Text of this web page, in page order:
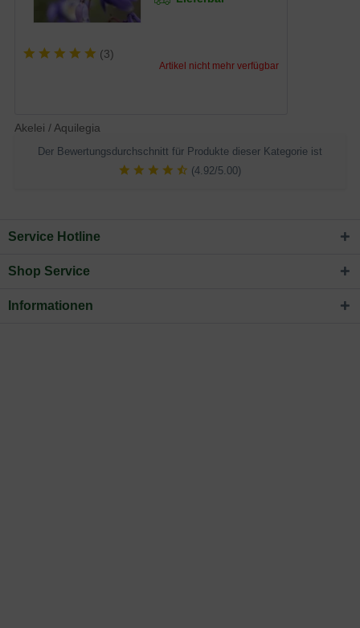
(3)
Artikel nicht mehr verfügbar
Akelei / Aquilegia
Der Bewertungsdurchschnitt für Produkte dieser Kategorie ist
(4.92/5.00)
Service Hotline
Shop Service
Informationen